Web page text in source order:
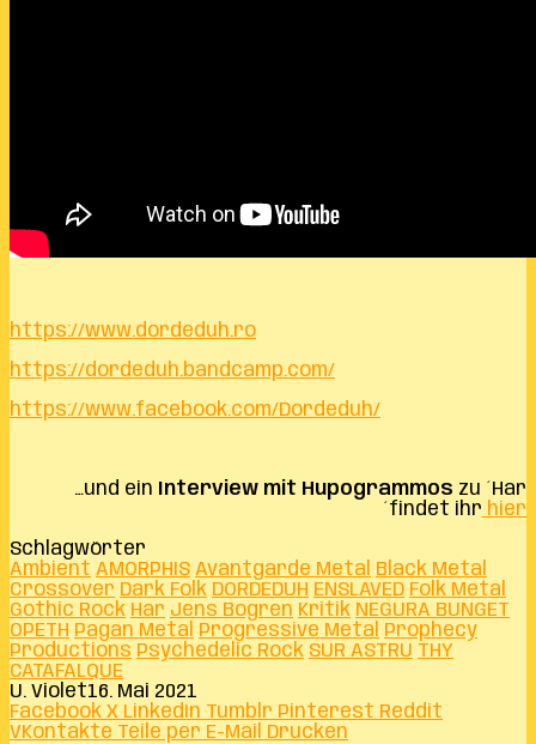
https://www.dordeduh.ro
https://dordeduh.bandcamp.com/
https://www.facebook.com/Dordeduh/
…und ein Interview mit Hupogrammos zu ´Har
´findet ihr hier
Schlagwörter
Ambient AMORPHIS Avantgarde Metal
Black Metal
Crossover Dark Folk DORDEDUH ENSLAVED Folk Metal
Gothic Rock Har Jens Bogren Kritik NEGURA BUNGET
OPETH Pagan Metal Progressive Metal
Prophecy
Productions Psychedelic Rock SUR ASTRU THY
CATAFALQUE
U. Violet16. Mai 2021
Facebook X LinkedIn Tumblr Pinterest Reddit
VKontakte Teile per E-Mail Drucken